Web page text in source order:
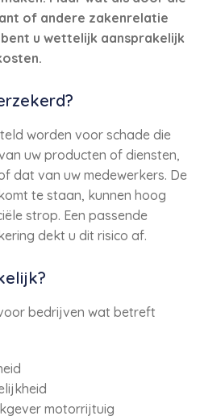
of andere zakenrelatie
u wettelijk aansprakelijk
worden voor schade die
uw producten of diensten,
dat van uw medewerkers. De
te staan, kunnen hoog
strop. Een passende
dekt u dit risico af.
bedrijven wat betreft
motorrijtuig